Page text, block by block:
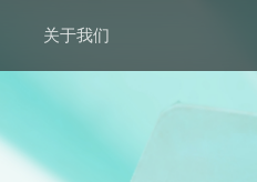
关于我们